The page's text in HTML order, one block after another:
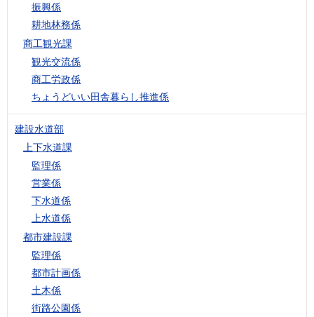
振興係
耕地林務係
商工観光課
観光交流係
商工労政係
ちょうどいい田舎暮らし推進係
建設水道部
上下水道課
監理係
営業係
下水道係
上水道係
都市建設課
監理係
都市計画係
土木係
街路公園係